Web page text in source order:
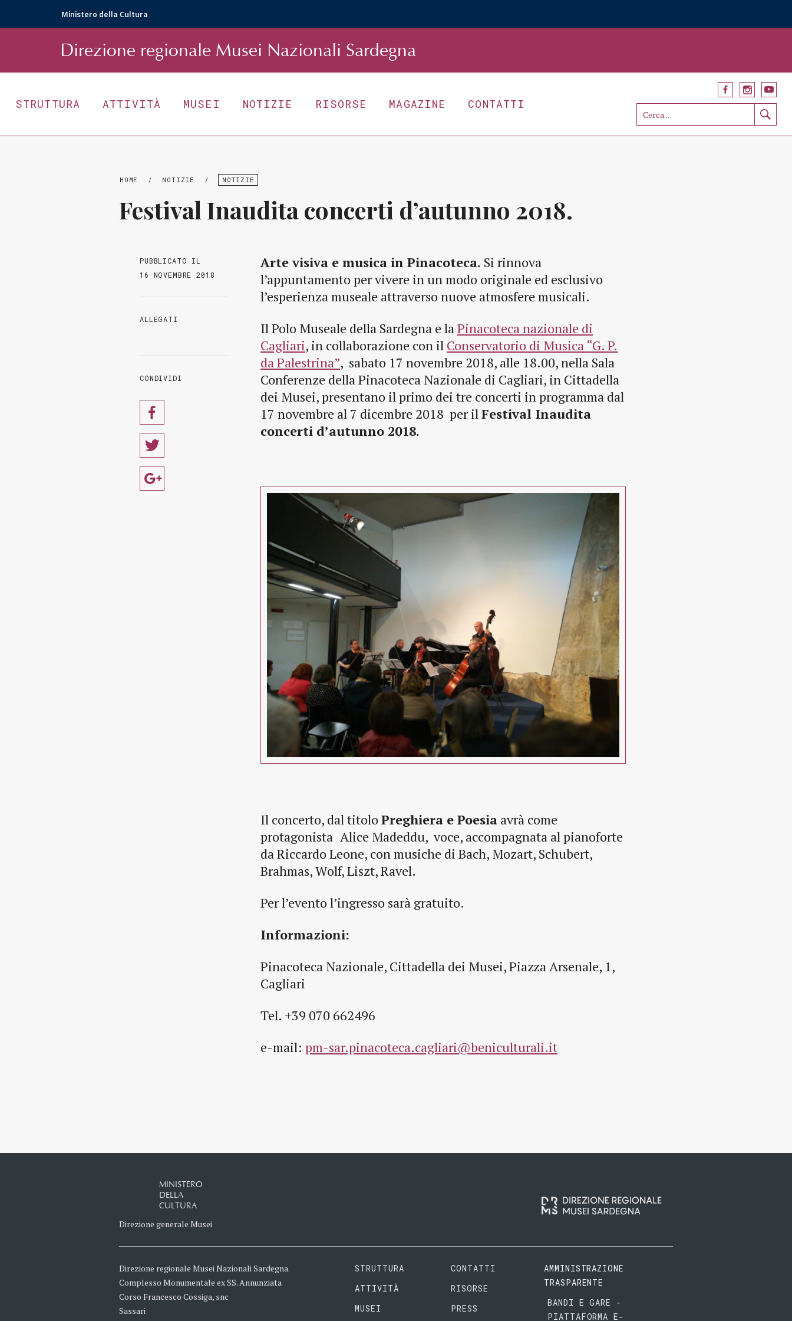
Ministero della Cultura
Direzione regionale Musei Nazionali Sardegna
STRUTTURA ATTIVITÀ MUSEI NOTIZIE RISORSE MAGAZINE CONTATTI
HOME / NOTIZIE / NOTIZIE
Festival Inaudita concerti d’autunno 2018.
PUBBLICATO IL
16 NOVEMBRE 2018
ALLEGATI
CONDIVIDI
Arte visiva e musica in Pinacoteca. Si rinnova
l’appuntamento per vivere in un modo originale ed esclusivo
l’esperienza museale attraverso nuove atmosfere musicali.
Il Polo Museale della Sardegna e laPinacoteca nazionale di
Cagliari, in collaborazione con il Conservatorio di Musica “G. P.
da Palestrina”, sabato 17 novembre 2018, alle 18.00, nella Sala
Conferenze della Pinacoteca Nazionale di Cagliari, in Cittadella
dei Musei, presentano il primo dei tre concerti in programma dal
17 novembre al 7 dicembre 2018 per ilFestival Inaudita
concerti d’autunno 2018.
Il concerto, dal titolo Preghiera e Poesia avrà come
protagonista Alice Madeddu, voce, accompagnata al pianoforte
da Riccardo Leone, con musiche di Bach, Mozart, Schubert,
Brahmas, Wolf, Liszt, Ravel.
Per l’evento l’ingresso sarà gratuito.
Informazioni:
Pinacoteca Nazionale, Cittadella dei Musei, Piazza Arsenale, 1,
Cagliari
Tel. +39 070 662496
e-mail: pm-sar.pinacoteca.cagliari@beniculturali.it
MINISTERO
DELLA
CULTURA
Direzione generale Musei
Direzione regionale Musei Nazionali Sardegna.
Complesso Monumentale ex SS. Annunziata
Corso Francesco Cossiga, snc
Sassari
STRUTTURA
ATTIVITÀ
MUSEI
CONTATTI
RISORSE
PRESS
AMMINISTRAZIONE
TRASPARENTE
BANDI E GARE -
PIATTAFORMA E-